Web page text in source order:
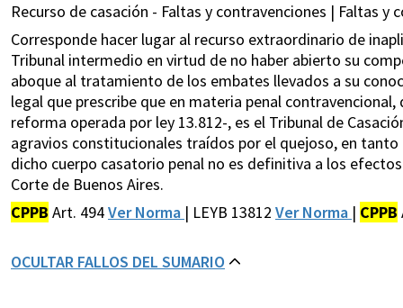
Recurso de casación - Faltas y contravenciones | Faltas y
Corresponde hacer lugar al recurso extraordinario de
Tribunal intermedio en virtud de no haber abierto su
aboque al tratamiento de los embates llevados a su
legal que prescribe que en materia penal
reforma operada por ley 13.812-, es el Tribunal de
agravios constitucionales traídos por el quejoso, en
dicho cuerpo casatorio penal no es definitiva a los
Corte de Buenos Aires.
CPPB Art. 494Ver Norma | LEYB 13812 Ver Norma | CPPB
OCULTAR FALLOS DEL SUMARIO